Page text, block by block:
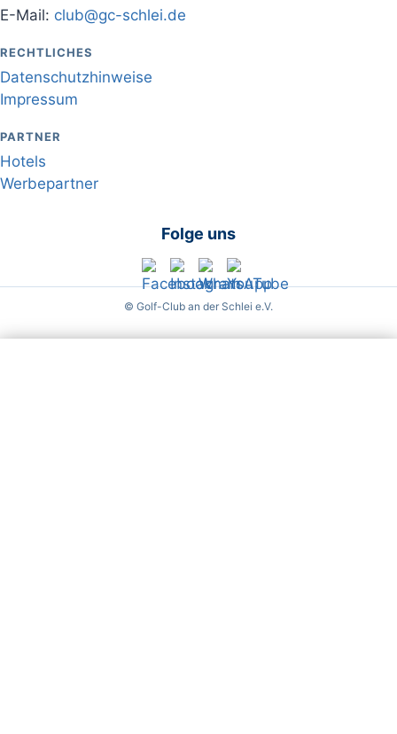
E-Mail: club@gc-schlei.de
RECHTLICHES
Datenschutzhinweise
Impressum
PARTNER
Hotels
Werbepartner
Folge uns
© Golf-Club an der Schlei e.V.